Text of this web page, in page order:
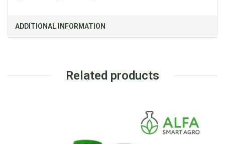
ADDITIONAL INFORMATION
Related products